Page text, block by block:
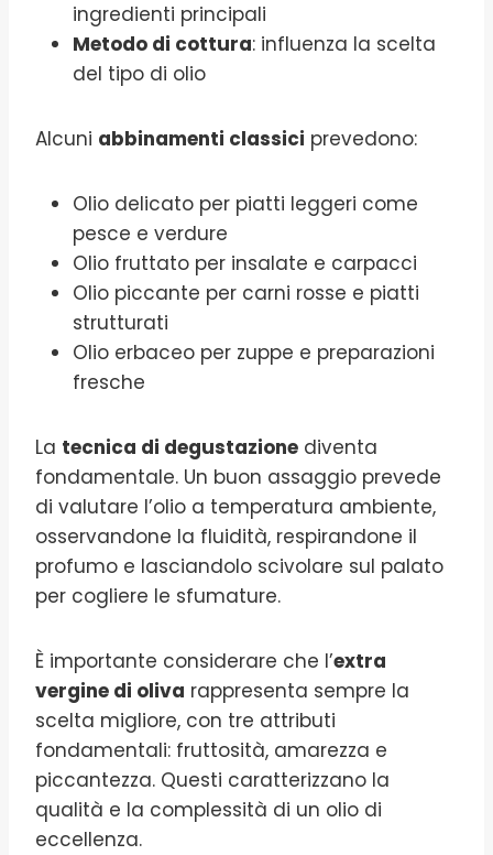
ingredienti principali
Metodo di cottura: influenza la scelta
del tipo di olio
Alcuni abbinamenti classici prevedono:
Olio delicato per piatti leggeri come
pesce e verdure
Olio fruttato per insalate e carpacci
Olio piccante per carni rosse e piatti
strutturati
Olio erbaceo per zuppe e preparazioni
fresche
La tecnica di degustazione diventa
fondamentale. Un buon assaggio prevede
di valutare l’olio a temperatura ambiente,
osservandone la fluidità, respirandone il
profumo e lasciandolo scivolare sul palato
per cogliere le sfumature.
È importante considerare che l’extra
vergine di oliva rappresenta sempre la
scelta migliore, con tre attributi
fondamentali: fruttosità, amarezza e
piccantezza. Questi caratterizzano la
qualità e la complessità di un olio di
eccellenza.